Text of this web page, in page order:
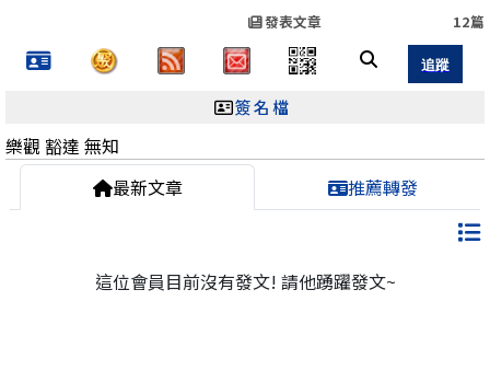
發表文章
12篇
簽名檔
樂觀 豁達 無知
最新文章
推薦轉發
這位會員目前沒有發文! 請他踴躍發文~